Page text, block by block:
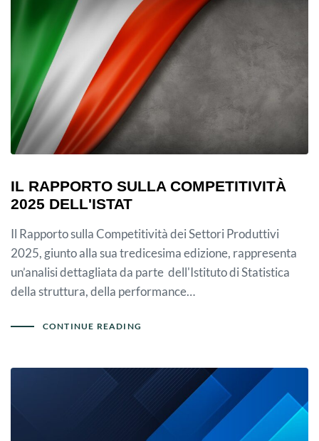
IL RAPPORTO SULLA COMPETITIVITÀ
2025 DELL'ISTAT
Il Rapporto sulla Competitività dei Settori Produttivi
2025, giunto alla sua tredicesima edizione, rappresenta
un’analisi dettagliata da parte dell'Istituto di Statistica
della struttura, della performance…
CONTINUE READING